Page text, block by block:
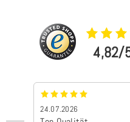
4,82/
24.07.2026